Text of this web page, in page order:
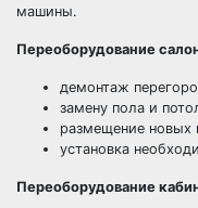
машины.
Переоборудование
демонтаж
замену пола и
размещение новых
установка
Переоборудование